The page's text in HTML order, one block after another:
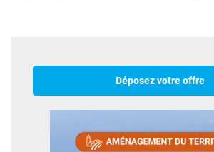
Déposez votre offre